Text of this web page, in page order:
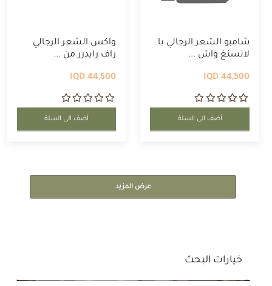
خيارات البحث
شامبو الشعر الرجالي با
لانسنغ واش ...
44,500 IQD
أضف الى السلة
واكس الشعر الرجالي
راف رايدرر من ...
44,500 IQD
أضف الى السلة
عرض المزيد